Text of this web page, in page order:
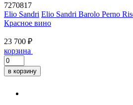
7270817
Elio Sandri Elio Sandri Barolo Perno
Красное вино
23 700 ₽
корзина
в корзину